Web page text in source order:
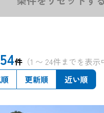
54件 （1 〜 24件までを表示
更新順 近い順